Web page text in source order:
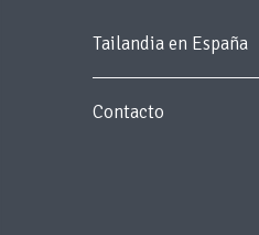
Tailandia en España
Contacto